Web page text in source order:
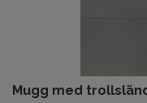
Mugg med